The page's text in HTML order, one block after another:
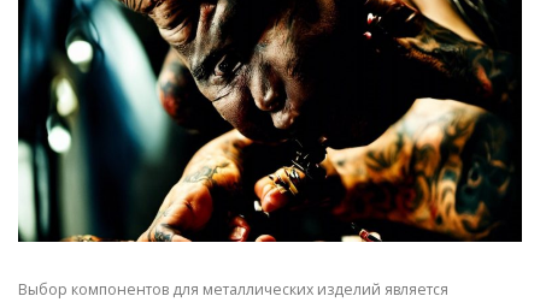
СТАТЬИ
Выбор компонентов для металлических изделий является